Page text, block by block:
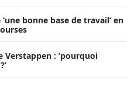
bonne base de travail’ en
Verstappen : ’pourquoi